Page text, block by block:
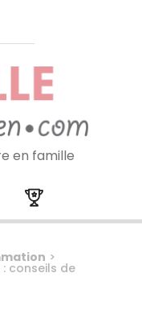
en famille
>
conseils de